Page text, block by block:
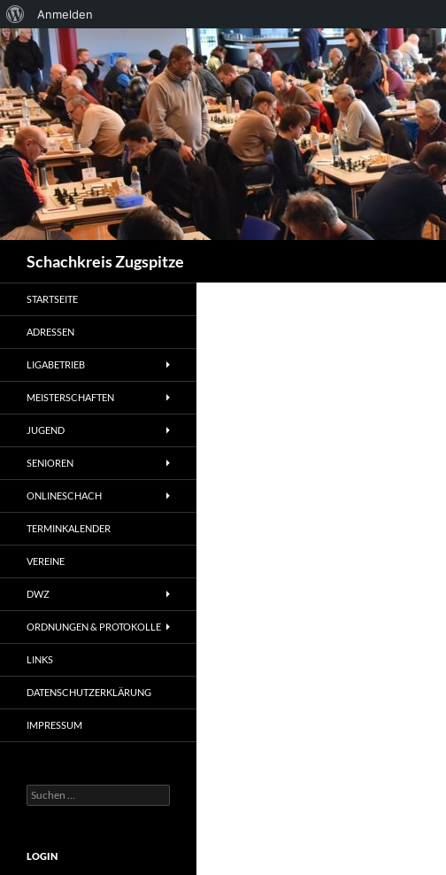
Über
WordPress
Anmelden
Zum
Inhalt
springen
Schachkreis Zugspitze
STARTSEITE
ADRESSEN
LIGABETRIEB
MEISTERSCHAFTEN
JUGEND
SENIOREN
ONLINESCHACH
TERMINKALENDER
VEREINE
DWZ
ORDNUNGEN & PROTOKOLLE
LINKS
DATENSCHUTZERKLÄRUNG
IMPRESSUM
Suchen
nach:
LOGIN